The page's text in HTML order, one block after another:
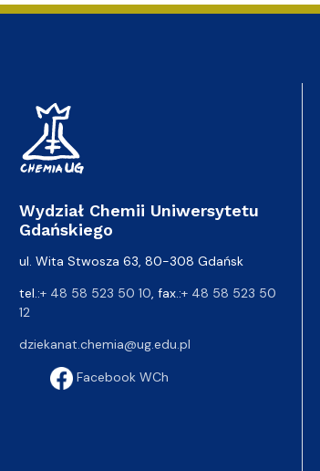
Wydział Chemii Uniwersytetu
Gdańskiego
ul. Wita Stwosza 63, 80-308 Gdańsk
tel.:+ 48 58 523 50 10 , fax.:+ 48 58 523 50
12
dziekanat.chemia@ug.edu.pl
Facebook WCh